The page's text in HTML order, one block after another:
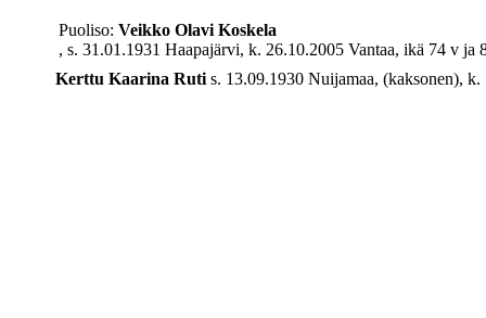
Puoliso: Veikko Olavi Koskela
, s. 31.01.1931 Haapajärvi, k. 26.10.2005 Vantaa, ikä 74 v ja
Kerttu Kaarina Ruti s. 13.09.1930 Nuijamaa, (kaksonen),